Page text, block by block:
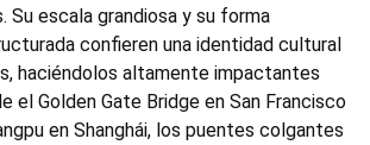
Su escala grandiosa y su forma
confieren una identidad cultural
haciéndolos altamente impactantes
el Golden Gate Bridge en San Francisco
en Shanghái, los puentes colgantes